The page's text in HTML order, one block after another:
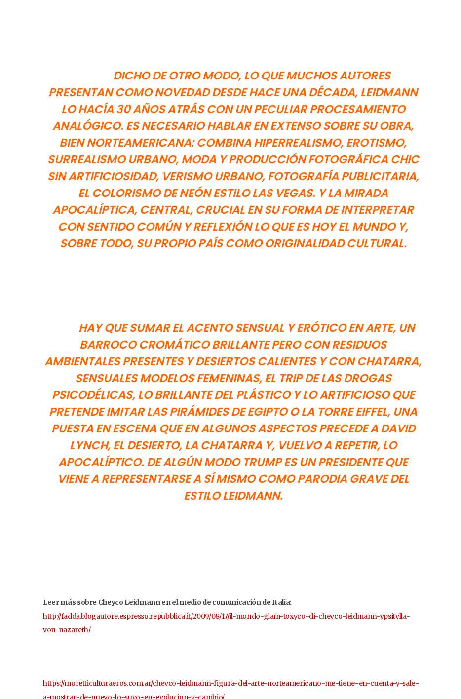
DICHO DE OTRO MODO, LO QUE MUCHOS AUTORES
PRESENTAN COMO NOVEDAD DESDE HACE UNA DÉCADA, LEIDMANN
LO HACÍA 30 AÑOS ATRÁS CON UN PECULIAR PROCESAMIENTO
ANALÓGICO. ES NECESARIO HABLAR EN EXTENSO SOBRE SU OBRA,
BIEN NORTEAMERICANA: COMBINA HIPERREALISMO, EROTISMO,
SURREALISMO URBANO, MODA Y PRODUCCIÓN FOTOGRÁFICA CHIC
SIN ARTIFICIOSIDAD, VERISMO URBANO, FOTOGRAFÍA PUBLICITARIA,
EL COLORISMO DE NEÓN ESTILO LAS VEGAS. Y LA MIRADA
APOCALÍPTICA, CENTRAL, CRUCIAL EN SU FORMA DE INTERPRETAR
CON SENTIDO COMÚN Y REFLEXIÓN LO QUE ES HOY EL MUNDO Y,
SOBRE TODO, SU PROPIO PAÍS COMO ORIGINALIDAD CULTURAL.
HAY QUE SUMAR EL ACENTO SENSUAL Y ERÓTICO EN ARTE, UN
BARROCO CROMÁTICO BRILLANTE PERO CON RESIDUOS
AMBIENTALES PRESENTES Y DESIERTOS CALIENTES Y CON CHATARRA,
SENSUALES MODELOS FEMENINAS, EL TRIP DE LAS DROGAS
PSICODÉLICAS, LO BRILLANTE DEL PLÁSTICO Y LO ARTIFICIOSO QUE
PRETENDE IMITAR LAS PIRÁMIDES DE EGIPTO O LA TORRE EIFFEL, UNA
PUESTA EN ESCENA QUE EN ALGUNOS ASPECTOS PRECEDE A DAVID
LYNCH, EL DESIERTO, LA CHATARRA Y, VUELVO A REPETIR, LO
APOCALÍPTICO. DE ALGÚN MODO TRUMP ES UN PRESIDENTE QUE
VIENE A REPRESENTARSE A SÍ MISMO COMO PARODIA GRAVE DEL
ESTILO LEIDMANN.
Leer más sobre Cheyco Leidmann en el medio de comunicación de Italia:
http://fadda.blogautore.espresso.repubblica.it/2009/08/17/il-mondo-glam-toxyco-di-cheyco-leidmann-ypsitylla-
von-nazareth/
https://moretticulturaeros.com.ar/cheyco-leidmann-figura-del-arte-norteamericano-me-tiene-en-cuenta-y-sale-